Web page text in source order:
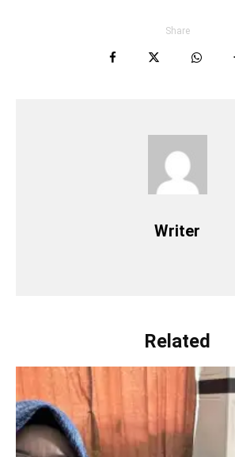
Share
Writer
Related